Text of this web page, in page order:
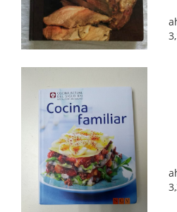
Local
Mafia y espionaje
Medicina
Naturaleza
Novela Extranjera